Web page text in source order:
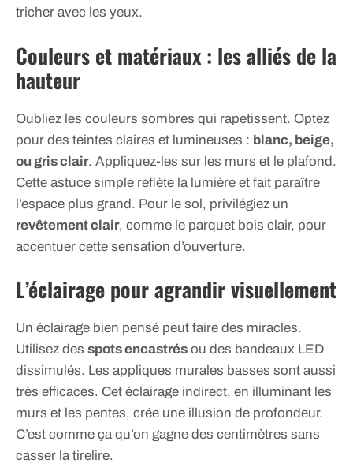
tricher avec les yeux.
Couleurs et matériaux : les alliés de la
hauteur
Oubliez les couleurs sombres qui rapetissent. Optez
pour des teintes claires et lumineuses : blanc, beige,
ou gris clair. Appliquez-les sur les murs et le plafond.
Cette astuce simple reflète la lumière et fait paraître
l’espace plus grand. Pour le sol, privilégiez un
revêtement clair, comme le parquet bois clair, pour
accentuer cette sensation d’ouverture.
L’éclairage pour agrandir visuellement
Un éclairage bien pensé peut faire des miracles.
Utilisez des spots encastrés ou des bandeaux LED
dissimulés. Les appliques murales basses sont aussi
très efficaces. Cet éclairage indirect, en illuminant les
murs et les pentes, crée une illusion de profondeur.
C’est comme ça qu’on gagne des centimètres sans
casser la tirelire.